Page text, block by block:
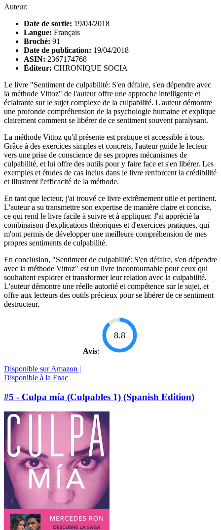
Auteur:
Date de sortie: 19/04/2018
Langue: Français
Broché: 91
Date de publication: 19/04/2018
ASIN: 2367174768
Éditeur: CHRONIQUE SOCIA
Le livre "Sentiment de culpabilité: S'en défaire, s'en dépendre avec
la méthode Vittoz" de l'auteur offre une approche intelligente et
éclairante sur le sujet complexe de la culpabilité. L'auteur démontre
une profonde compréhension de la psychologie humaine et explique
clairement comment se libérer de ce sentiment souvent paralysant.
La méthode Vittoz qu'il présente est pratique et accessible à tous.
Grâce à des exercices simples et concrets, l'auteur guide le lecteur
vers une prise de conscience de ses propres mécanismes de
culpabilité, et lui offre des outils pour y faire face et s'en libérer. Les
exemples et études de cas inclus dans le livre renforcent la crédibilité
et illustrent l'efficacité de la méthode.
En tant que lecteur, j'ai trouvé ce livre extrêmement utile et pertinent.
L'auteur a su transmettre son expertise de manière claire et concise,
ce qui rend le livre facile à suivre et à appliquer. J'ai apprécié la
combinaison d'explications théoriques et d'exercices pratiques, qui
m'ont permis de développer une meilleure compréhension de mes
propres sentiments de culpabilité.
En conclusion, "Sentiment de culpabilité: S'en défaire, s'en dépendre
avec la méthode Vittoz" est un livre incontournable pour ceux qui
souhaitent explorer et transformer leur relation avec la culpabilité.
L'auteur démontre une réelle autorité et compétence sur le sujet, et
offre aux lecteurs des outils précieux pour se libérer de ce sentiment
destructeur.
Avis:
8.8
Disponible sur Amazon |
Disponible à la Fnac
#5 - Culpa mía (Culpables 1) (Spanish Edition)